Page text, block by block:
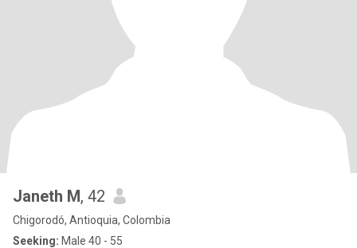
Janeth M, 42
Chigorodó, Antioquia, Colombia
Seeking: Male 40 - 55